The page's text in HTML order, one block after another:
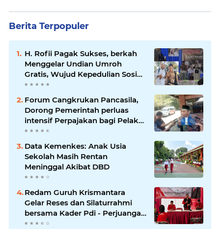
Berita Terpopuler
H. Rofii Pagak Sukses, berkah
Menggelar Undian Umroh
Gratis, Wujud Kepedulian Sosial
berbagi.
Forum Cangkrukan Pancasila,
Dorong Pemerintah perluas
intensif Perpajakan bagi Pelaku
Usaha UMKM.
Data Kemenkes: Anak Usia
Sekolah Masih Rentan
Meninggal Akibat DBD
Redam Guruh Krismantara
Gelar Reses dan Silaturrahmi
bersama Kader Pdi - Perjuangan
Se -Kecamatan Lawang.